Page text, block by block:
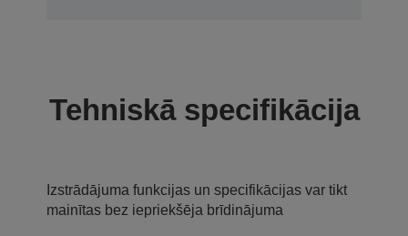
Tehniskā specifikācija
Izstrādājuma funkcijas un specifikācijas var tikt
mainītas bez iepriekšēja brīdinājuma